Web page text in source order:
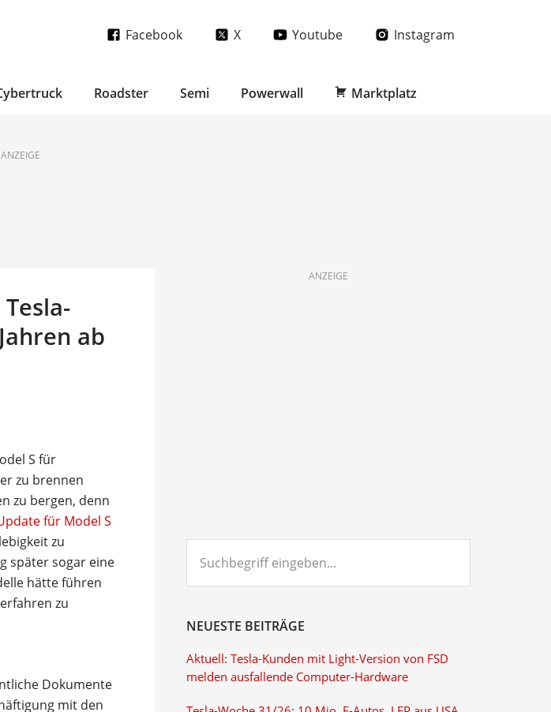
Facebook X Youtube Instagram
Roadster Semi Powerwall Marktplatz
ANZEIGE
ab
S für
zu brennen
zu bergen, denn
für Model S
zu
später sogar eine
hätte führen
zu
Dokumente
mit den
ANZEIGE
eingeben...
NEUESTE BEITRÄGE
Aktuell: Tesla-Kunden mit Light-Version von FSD
melden ausfallende Computer-Hardware